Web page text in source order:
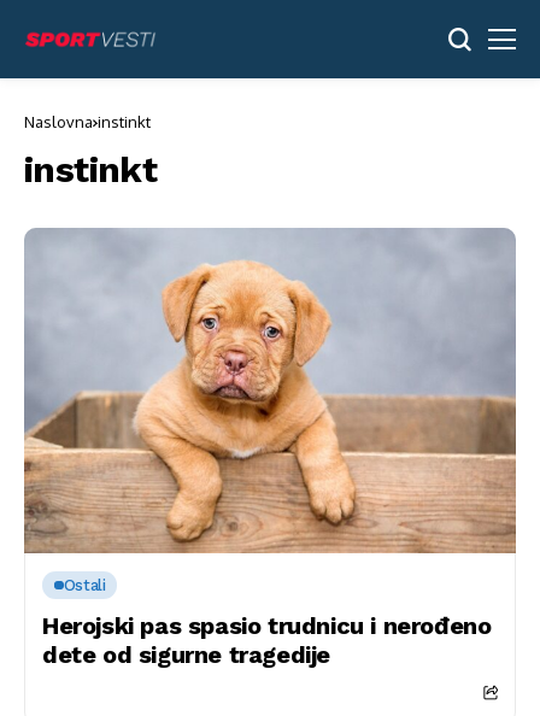
Naslovna instinkt
instinkt
Ostali
Herojski pas spasio trudnicu i nerođeno
dete od sigurne tragedije